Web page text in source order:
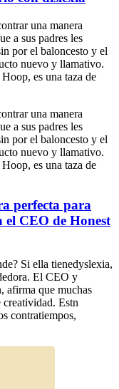
una manera
a sus padres les
por el baloncesto y el
nuevo y llamativo.
es una taza de
una manera
a sus padres les
por el baloncesto y el
nuevo y llamativo.
es una taza de
perfecta para
el CEO de Honest
Si ella tienedyslexia,
El CEO y
afirma que muchas
creatividad. Estn
contratiempos,